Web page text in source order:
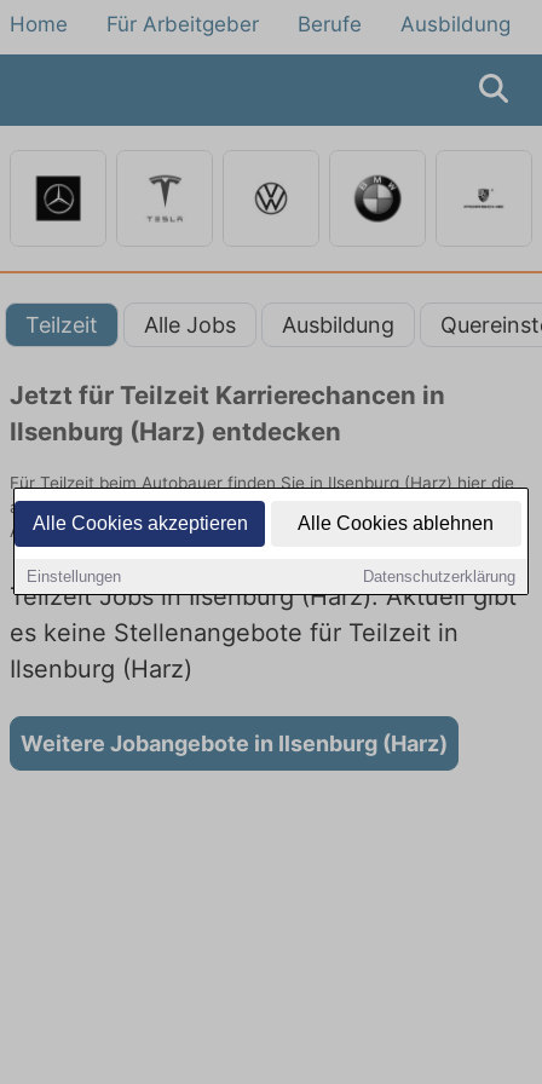
Alle Cookies akzeptieren Alle Cookies ablehnen
Einstellungen Datenschutzerklärung
Home Für Arbeitgeber Berufe Ausbildung
Teilzeit Alle Jobs Ausbildung
Jetzt für Teilzeit Karrierechancen in
Ilsenburg (Harz) entdecken
Für Teilzeit beim Autobauer finden Sie in Ilsenburg (Harz) hier die
aktuellsten Angebote. Entdecken Sie freie Optionen von Top-
Arbeitgebern und bewerben Sie sich noch heute.
Teilzeit Jobs in Ilsenburg (Harz): Aktuell gibt
es keine Stellenangebote für Teilzeit in
Ilsenburg (Harz)
Weitere Jobangebote in Ilsenburg (Harz)